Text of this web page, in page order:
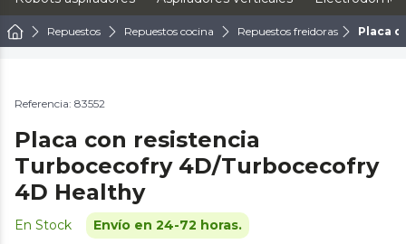
Repuestos Repuestos cocina Repuestos freidoras Placa
Referencia: 83552
Placa con resistencia
Turbocecofry 4D/Turbocecofry
4D Healthy
En Stock Envío en 24-72 horas.